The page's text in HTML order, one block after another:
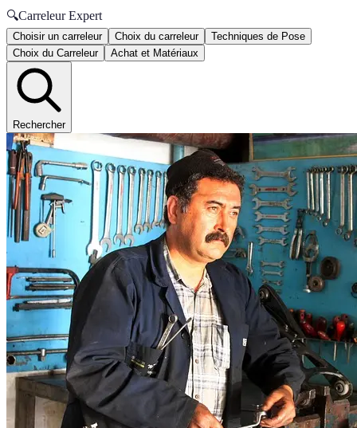
🔍Carreleur Expert
Choisir un carreleur Choix du carreleur
Techniques de Pose
Choix du Carreleur
Achat et Matériaux
Rechercher